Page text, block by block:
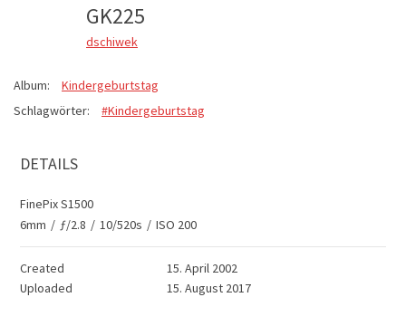
GK225
dschiwek
Album:
Kindergeburtstag
Schlagwörter:
#Kindergeburtstag
DETAILS
FinePix S1500
6mm / ƒ/2.8 / 10/520s / ISO 200
Created
15. April 2002
Uploaded
15. August 2017